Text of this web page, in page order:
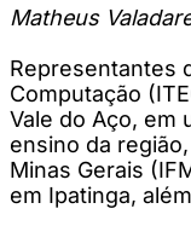
Matheus
Representantes
Computação
Vale do Aço, em
ensino da
Minas Gerais
em Ipatinga,